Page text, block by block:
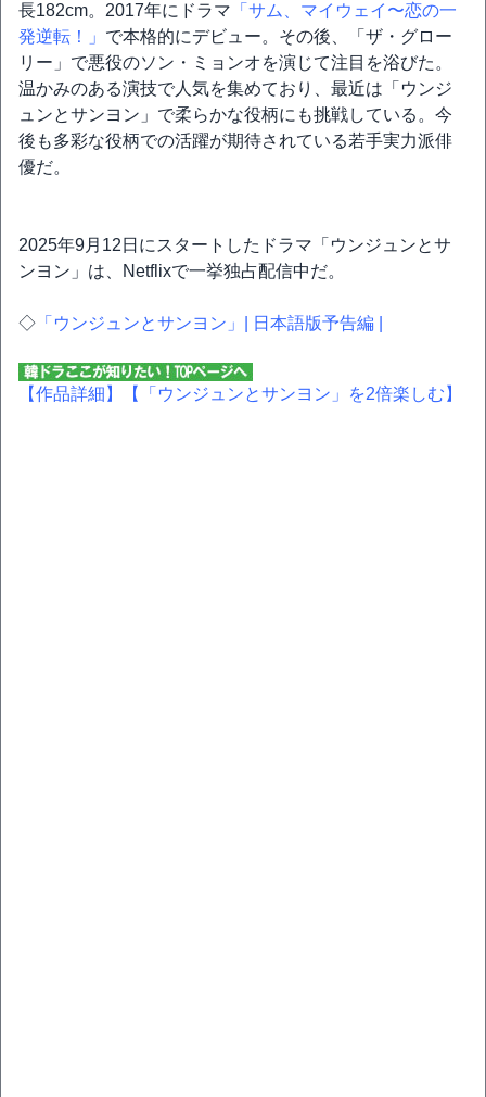
長182cm。2017年にドラマ 「サム、マイウェイ〜恋の一
発逆転！」 で本格的にデビュー。その後、「ザ・グロー
リー」で悪役のソン・ミョンオを演じて注目を浴びた。
温かみのある演技で人気を集めており、最近は「ウンジ
ュンとサンヨン」で柔らかな役柄にも挑戦している。今
後も多彩な役柄での活躍が期待されている若手実力派俳
優だ。
2025年9月12日にスタートしたドラマ「ウンジュンとサ
ンヨン」は、Netflixで一挙独占配信中だ。
◇ 「ウンジュンとサンヨン」| 日本語版予告編 |
【作品詳細】 【「ウンジュンとサンヨン」を2倍楽しむ】